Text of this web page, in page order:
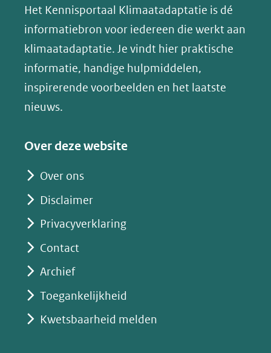
website)
website)
website)
y
(opent
in
nieuw
venster)
naar
een
andere
website)
Het Kennisportaal Klimaatadaptatie is dé
informatiebron voor iedereen die werkt aan
klimaatadaptatie. Je vindt hier praktische
informatie, handige hulpmiddelen,
inspirerende voorbeelden en het laatste
nieuws.
Over deze website
Over ons
Disclaimer
Privacyverklaring
Contact
Archief
Toegankelijkheid
Kwetsbaarheid melden